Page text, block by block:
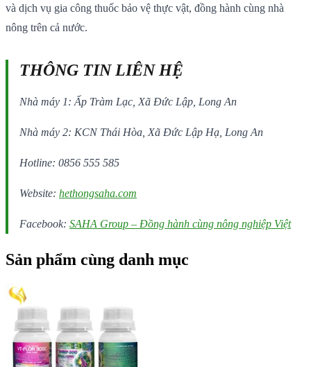
và dịch vụ gia công thuốc bảo vệ thực vật, đồng hành cùng nhà
nông trên cả nước.
THÔNG TIN LIÊN HỆ
Nhà máy 1: Ấp Tràm Lạc, Xã Đức Lập, Long An
Nhà máy 2: KCN Thái Hòa, Xã Đức Lập Hạ, Long An
Hotline: 0856 555 585
Website: hethongsaha.com
Facebook: SAHA Group – Đồng hành cùng nông nghiệp Việt
Sản phẩm cùng danh mục